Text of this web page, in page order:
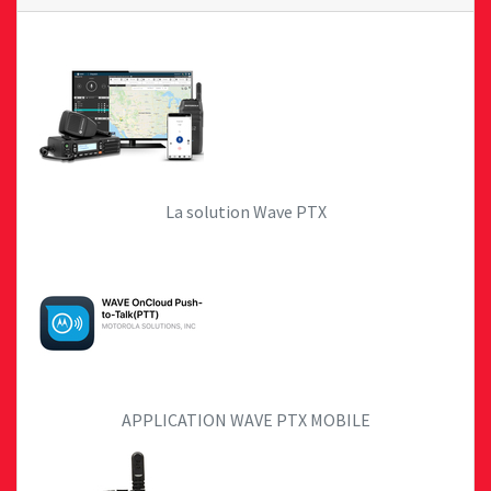
La solution Wave PTX
APPLICATION WAVE PTX MOBILE